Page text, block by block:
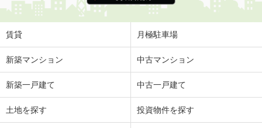
住 所
福岡県福岡市中央区六本松３
専有面積
福岡県福岡市中央区六本松３
4,898万円
賃貸 月極駐車場
新築マンション 中古マンション
新築一戸建て 中古一戸建て
土地を探す 投資物件を探す